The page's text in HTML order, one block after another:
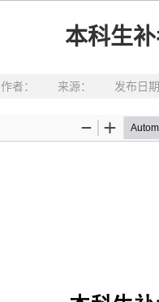
本科生
作者： 来源： 发布日期